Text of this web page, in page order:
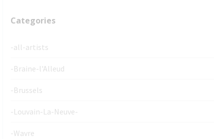
Categories
-all-artists
-Braine-l'Alleud
-Brussels
-Louvain-La-Neuve-
-Wavre